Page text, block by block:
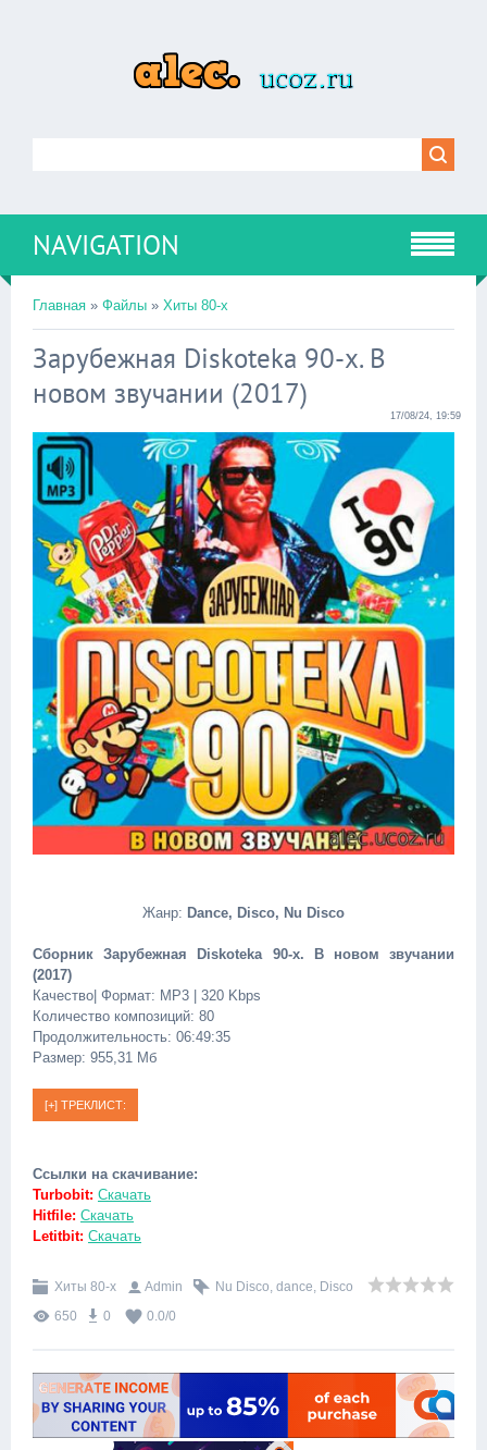
NAVIGATION
Главная » Файлы » Хиты 80-х
Зарубежная Diskoteka 90-х. В
новом звучании (2017)
17/08/24, 19:59
Жанр: Dance, Disco, Nu Disco
Сборник Зарубежная Diskoteka 90-х. В новом звучании
(2017)
Качество| Формат: MP3 | 320 Kbps
Количество композиций: 80
Продолжительность: 06:49:35
Размер: 955,31 Мб
Ссылки на скачивание:
Turbobit: Скачать
Hitfile: Скачать
Letitbit: Скачать
Хиты 80-х Admin Nu Disco, dance, Disco
650
0 0.0/0